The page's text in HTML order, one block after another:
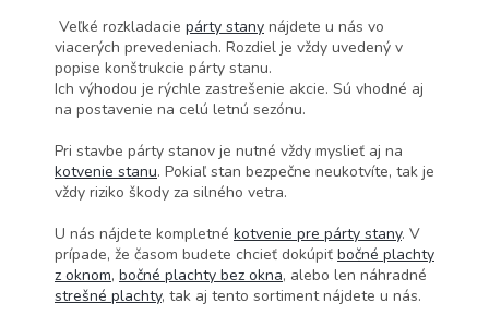
Veľké rozkladacie párty stany nájdete u nás vo
viacerých prevedeniach. Rozdiel je vždy uvedený v
popise konštrukcie párty stanu.
Ich výhodou je rýchle zastrešenie akcie. Sú vhodné aj
na postavenie na celú letnú sezónu.
Pri stavbe párty stanov je nutné vždy myslieť aj na
kotvenie stanu. Pokiaľ stan bezpečne neukotvíte, tak je
vždy riziko škody za silného vetra.
U nás nájdete kompletné kotvenie pre párty stany. V
prípade, že časom budete chcieť dokúpiť bočné plachty
z oknom, bočné plachty bez okna, alebo len náhradné
strešné plachty, tak aj tento sortiment nájdete u nás.